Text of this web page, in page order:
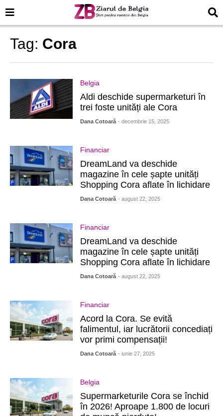
Tag: Cora
Belgia
Aldi deschide supermarketuri în
trei foste unități ale Cora
Dana Cotoară - decembrie 15, 2025
Financiar
DreamLand va deschide
magazine în cele șapte unități
Shopping Cora aflate în lichidare
Dana Cotoară - august 22, 2025
Financiar
DreamLand va deschide
magazine în cele șapte unități
Shopping Cora aflate în lichidare
Dana Cotoară - august 22, 2025
Financiar
Acord la Cora. Se evită
falimentul, iar lucrătorii concediați
vor primi compensații!
Dana Cotoară - iunie 27, 2025
Belgia
Supermarketurile Cora se închid
în 2026! Aproape 1.800 de locuri